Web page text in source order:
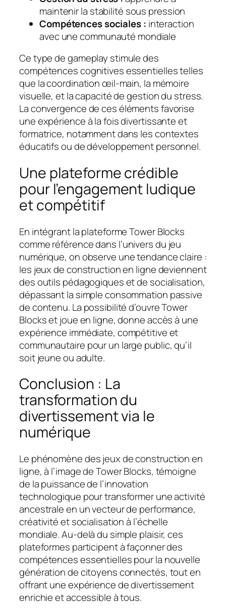
maintenir la stabilité sous pression
Compétences sociales : interaction
avec une communauté mondiale
Ce type de gameplay stimule des
compétences cognitives essentielles telles
que la coordination œil-main, la mémoire
visuelle, et la capacité de gestion du stress.
La convergence de ces éléments favorise
une expérience à la fois divertissante et
formatrice, notamment dans les contextes
éducatifs ou de développement personnel.
Une plateforme crédible
pour l’engagement ludique
et compétitif
En intégrant la plateforme Tower Blocks
comme référence dans l’univers du jeu
numérique, on observe une tendance claire :
les jeux de construction en ligne deviennent
des outils pédagogiques et de socialisation,
dépassant la simple consommation passive
de contenu. La possibilité d’ouvre Tower
Blocks et joue en ligne, donne accès à une
expérience immédiate, compétitive et
communautaire pour un large public, qu’il
soit jeune ou adulte.
Conclusion : La
transformation du
divertissement via le
numérique
Le phénomène des jeux de construction en
ligne, à l’image de Tower Blocks, témoigne
de la puissance de l’innovation
technologique pour transformer une activité
ancestrale en un vecteur de performance,
créativité et socialisation à l’échelle
mondiale. Au-delà du simple plaisir, ces
plateformes participent à façonner des
compétences essentielles pour la nouvelle
génération de citoyens connectés, tout en
offrant une expérience de divertissement
enrichie et accessible à tous.